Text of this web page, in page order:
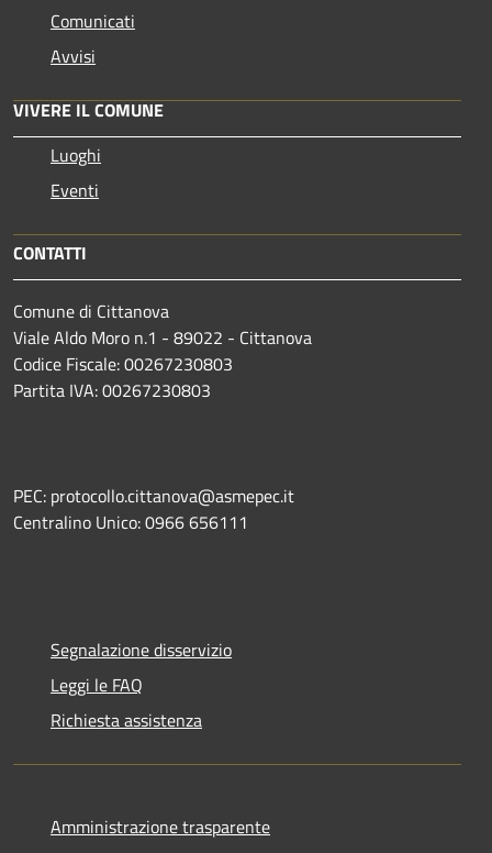
Comunicati
Avvisi
VIVERE IL COMUNE
Luoghi
Eventi
CONTATTI
Comune di Cittanova
Viale Aldo Moro n.1 - 89022 - Cittanova
Codice Fiscale: 00267230803
Partita IVA: 00267230803
PEC: protocollo.cittanova@asmepec.it
Centralino Unico: 0966 656111
Segnalazione disservizio
Leggi le FAQ
Richiesta assistenza
Amministrazione trasparente